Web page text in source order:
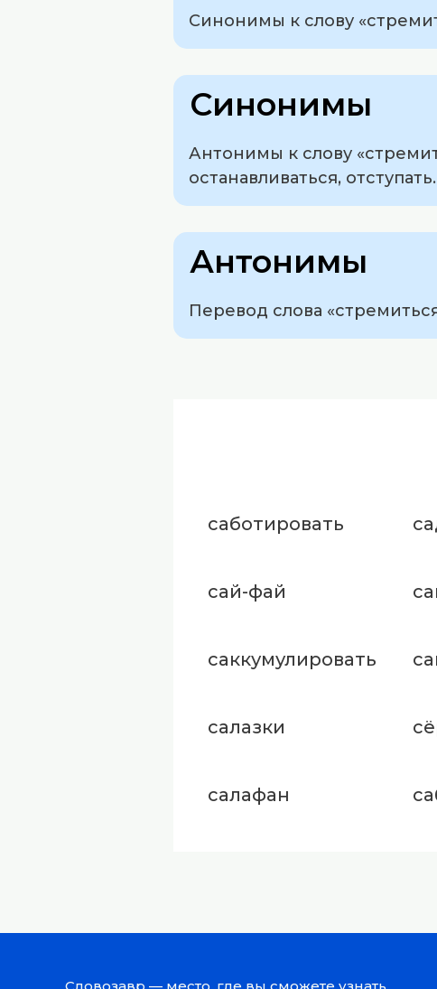
Синонимы к слову
Синонимы
Антонимы к слову
останавливаться, отступать.
Антонимы
Перевод слова
саботировать
сай-фай
саккумулировать
салазки
салафан